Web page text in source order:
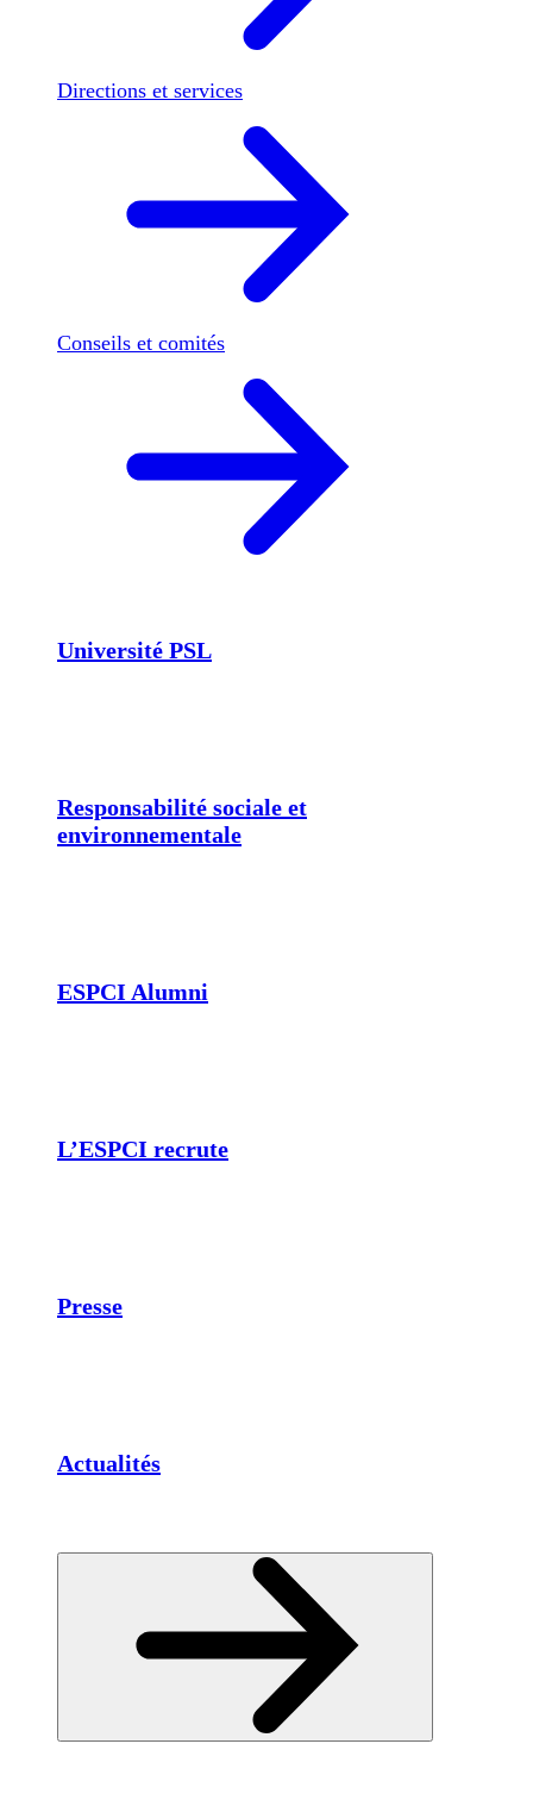
Directions et services
Conseils et comités
Université PSL
Responsabilité sociale et
environnementale
ESPCI Alumni
L’ESPCI recrute
Presse
Actualités